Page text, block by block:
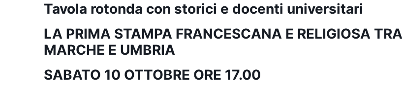
Tavola rotonda con storici e docenti universitari
LA PRIMA STAMPA FRANCESCANA E RELIGIOSA TRA
MARCHE E UMBRIA
SABATO 10 OTTOBRE ORE 17.00